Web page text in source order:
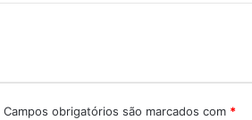
Campos obrigatórios são marcados com *